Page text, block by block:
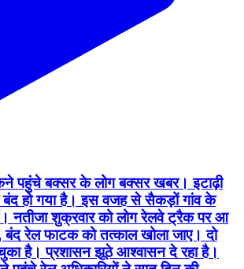
पहुंचे बक्सर के लोग बक्सर खबर। इटाढ़ी
हो गया है। इस वजह से सैकड़ों गांव के
नतीजा शुक्रवार को लोग रेलवे ट्रैक पर आ
बंद रेल फाटक को तत्काल खोला जाए। दो
है। प्रशासन झूठे आश्वासन दे रहा है।